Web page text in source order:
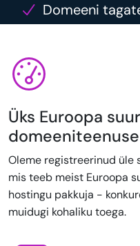
Domeeni
Üks Euroopa
Oleme registreerinud üle
mis teeb meist Euroopa
hostingu pakkuja -
muidugi kohaliku toega.